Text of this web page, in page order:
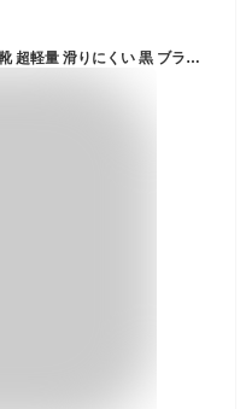
[イーシス] コックシューズ 小さめ 厨房靴 超軽量 滑りにくい 黒 ブラック 耐水 耐油 抗菌 防臭 撥水 つま先保護プレート 飲食店 キッチン ホール 業務用 (日本の靴のサイズ寸法, 大人, 数値, 26.0 cm)